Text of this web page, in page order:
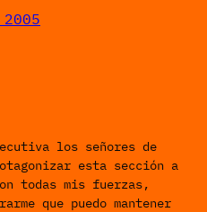
los señores de
esta sección a
todas mis fuerzas,
que puedo mantener